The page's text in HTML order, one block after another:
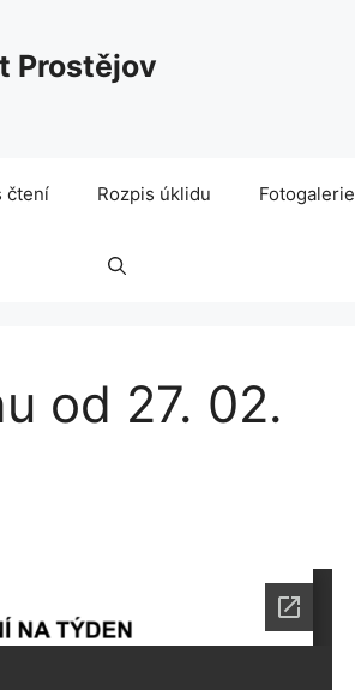
Prostějov
čtení Rozpis úklidu Fotogalerie
od 27. 02.